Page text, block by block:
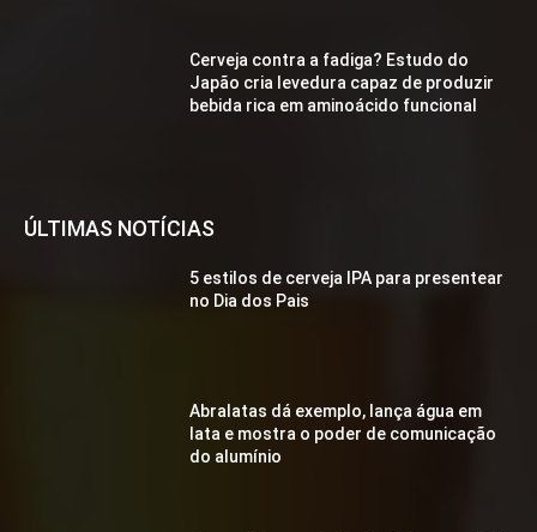
Cerveja contra a fadiga? Estudo do
Japão cria levedura capaz de produzir
bebida rica em aminoácido funcional
ÚLTIMAS NOTÍCIAS
5 estilos de cerveja IPA para presentear
no Dia dos Pais
Abralatas dá exemplo, lança água em
lata e mostra o poder de comunicação
do alumínio